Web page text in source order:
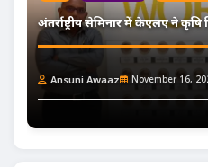
अंतर्राष्ट्रीय सेमिनार में केएलए ने
Ansuni Awaaz November 16,